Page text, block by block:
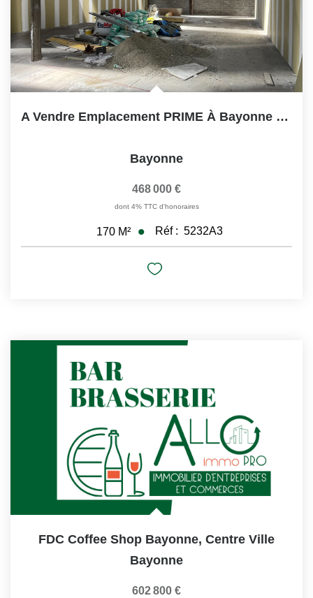
A Vendre Emplacement PRIME À Bayonne Local Artisanal 170 M²...
Bayonne
468 000 €
dont 4% TTC d'honoraires
170 M² Réf : 5232A3
FDC Coffee Shop Bayonne, Centre Ville
Bayonne
602 800 €